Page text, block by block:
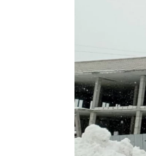
Ищем новые берега.
«Жилищной
Гатилов — о том, как
оставаться на плаву,